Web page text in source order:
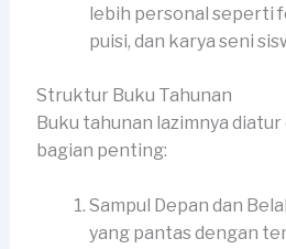
lebih personal seperti
puisi, dan karya seni
Struktur Buku Tahunan
Buku tahunan lazimnya
bagian penting:
Sampul Depan dan
yang pantas dengan